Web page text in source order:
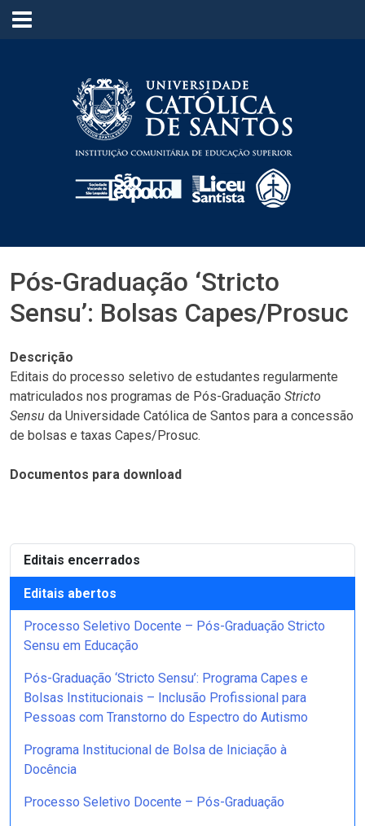
≡
Editais encerrados
Editais abertos
Processo Seletivo Docente – Pós-Graduação Stricto
Sensu em Educação
Pós-Graduação ‘Stricto Sensu’: Programa Capes e
Bolsas Institucionais – Inclusão Profissional para
Pessoas com Transtorno do Espectro do Autismo
Programa Institucional de Bolsa de Iniciação à
Docência
Processo Seletivo Docente – Pós-Graduação
Pós-Graduação ‘Stricto
Sensu’: Bolsas Capes/Prosuc
Descrição
Editais do processo seletivo de estudantes regularmente
matriculados nos programas de Pós-Graduação Stricto
Sensu da Universidade Católica de Santos para a concessão
de bolsas e taxas Capes/Prosuc.
Documentos para download